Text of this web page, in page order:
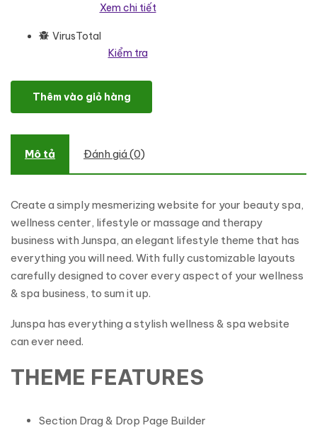
Xem chi tiết
VirusTotal
Kiểm tra
Junspa - Elegant Wellness & Spa Shopify Theme số lượng
Thêm vào giỏ hàng
Mô tả Đánh giá (0)
Create a simply mesmerizing website for your beauty spa,
wellness center, lifestyle or massage and therapy
business with Junspa, an elegant lifestyle theme that has
everything you will need. With fully customizable layouts
carefully designed to cover every aspect of your wellness
& spa business, to sum it up.
Junspa has everything a stylish wellness & spa website
can ever need.
THEME FEATURES
Section Drag & Drop Page Builder